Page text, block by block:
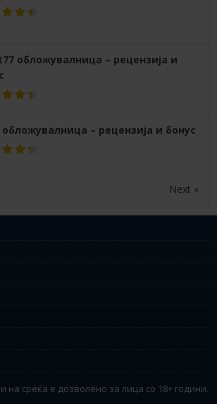
обложувалница – рецензија и
– рецензија и бонус
Next »
на среќа е дозволено за лица со 18+ години.